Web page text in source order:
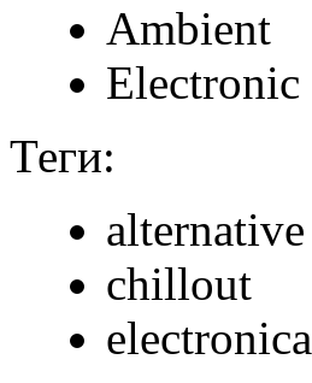
Ambient
Electronic
Теги:
alternative
chillout
electronica